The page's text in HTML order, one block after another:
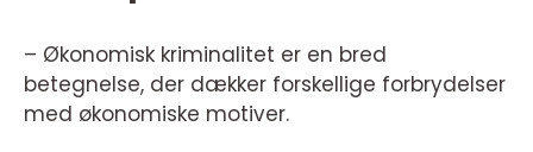
– Økonomisk kriminalitet er en bred
betegnelse, der dækker forskellige forbrydelser
med økonomiske motiver.